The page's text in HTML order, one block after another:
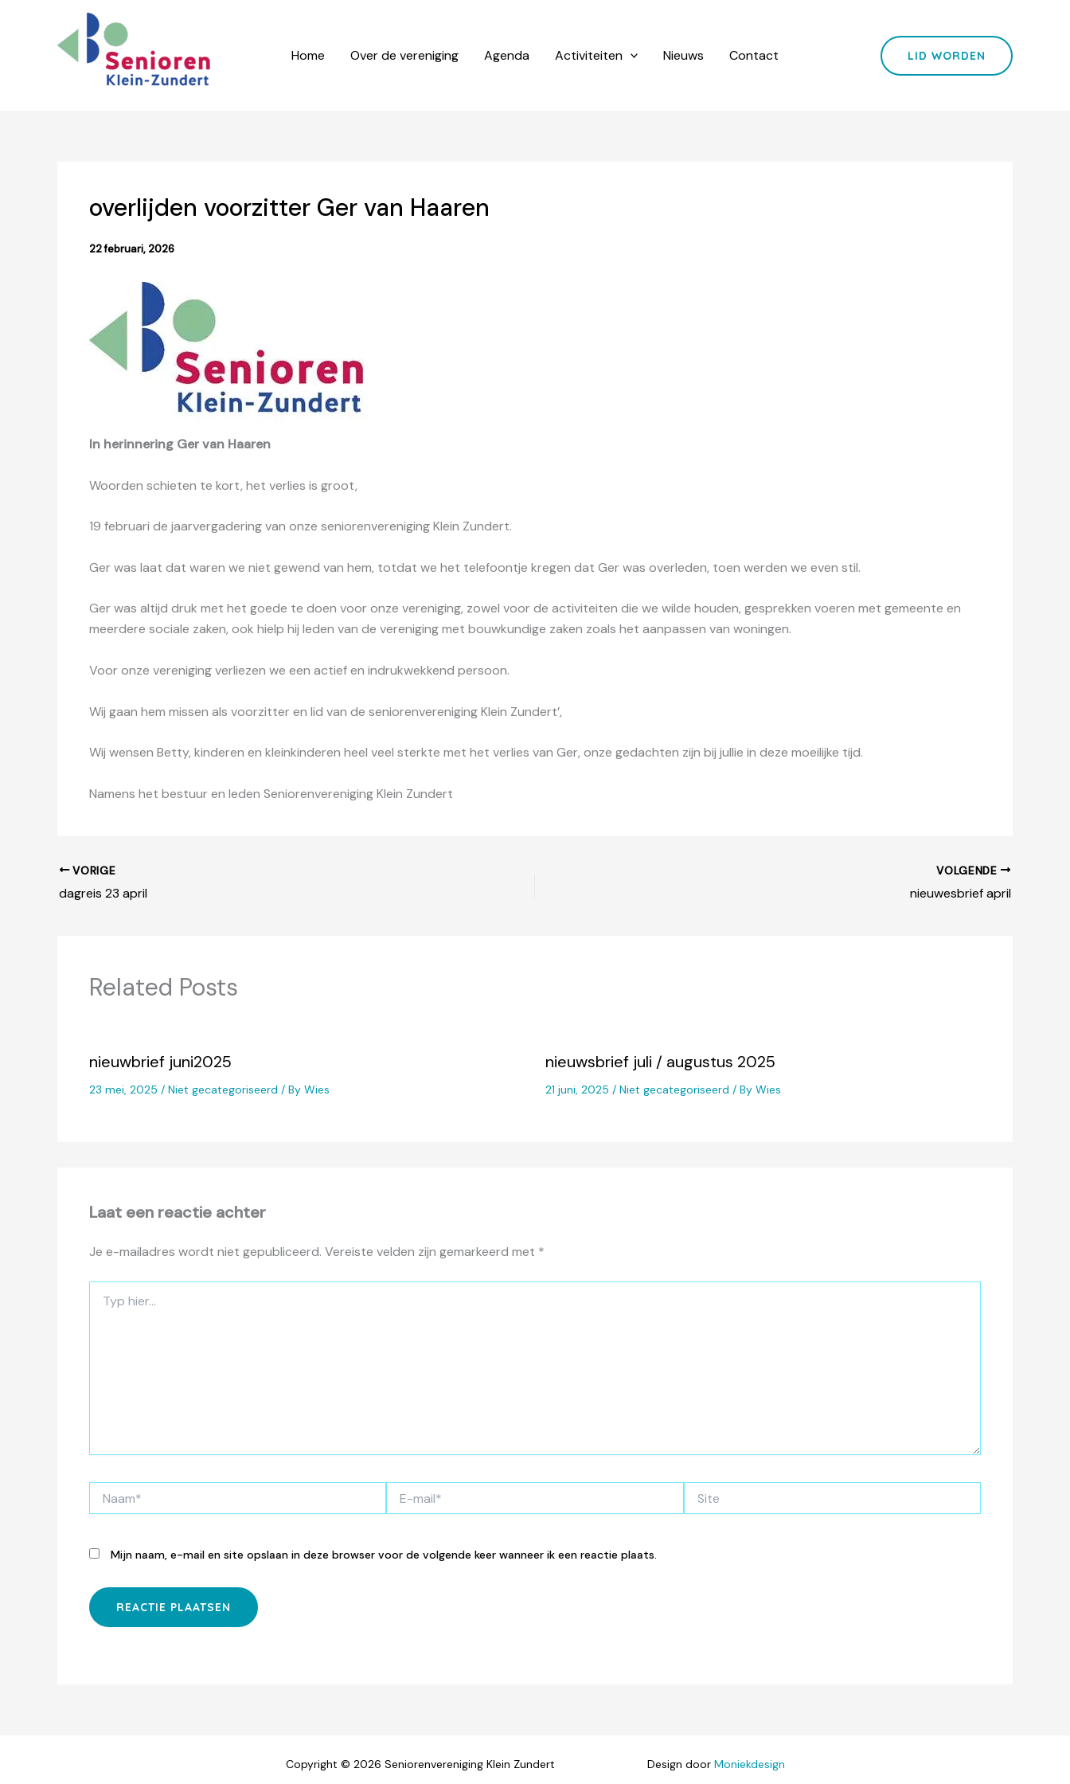
Home Over de vereniging Agenda Activiteiten Nieuws Contact LID WORDEN
overlijden voorzitter Ger van Haaren
22 februari, 2026
In herinnering Ger van Haaren
Woorden schieten te kort, het verlies is groot,
19 februari de jaarvergadering van onze seniorenvereniging Klein Zundert.
Ger was laat dat waren we niet gewend van hem, totdat we het telefoontje kregen dat Ger was overleden, toen werden we even stil.
Ger was altijd druk met het goede te doen voor onze vereniging, zowel voor de activiteiten die we wilde houden, gesprekken voeren met gemeente en
meerdere sociale zaken, ook hielp hij leden van de vereniging met bouwkundige zaken zoals het aanpassen van woningen.
Voor onze vereniging verliezen we een actief en indrukwekkend persoon.
Wij gaan hem missen als voorzitter en lid van de seniorenvereniging Klein Zundert’,
Wij wensen Betty, kinderen en kleinkinderen heel veel sterkte met het verlies van Ger, onze gedachten zijn bij jullie in deze moeilijke tijd.
Namens het bestuur en leden Seniorenvereniging Klein Zundert
VORIGE
dagreis 23 april
VOLGENDE
nieuwesbrief april
Related Posts
nieuwbrief juni2025
23 mei, 2025 / Niet gecategoriseerd / By Wies
nieuwsbrief juli / augustus 2025
21 juni, 2025 / Niet gecategoriseerd / By Wies
Laat een reactie achter
Je e-mailadres wordt niet gepubliceerd. Vereiste velden zijn gemarkeerd met *
hier...
mail*
Mijn naam, e-mail en site opslaan in deze browser voor de volgende keer wanneer ik een reactie plaats.
Copyright © 2026 Seniorenvereniging Klein Zundert Design door Moniekdesign